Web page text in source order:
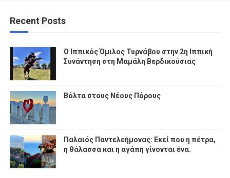
Recent Posts
Ο Ιππικός Όμιλος Τυρνάβου στην 2η Ιππική
Συνάντηση στη Μαμάλη Βερδικούσιας
Βόλτα στους Νέους Πόρους
Παλαιός Παντελεήμονας: Εκεί που η πέτρα,
η θάλασσα και η αγάπη γίνονται ένα.